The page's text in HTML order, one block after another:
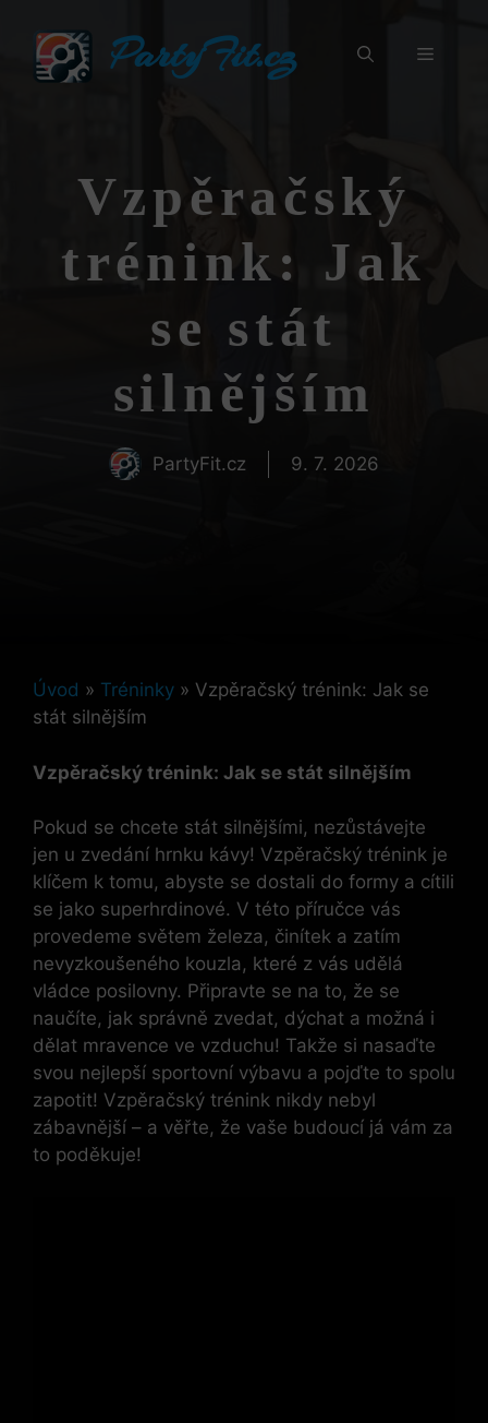
obsah
PartyFit.cz Menu
Vzpěračský
trénink: Jak
se stát
silnějším
PartyFit.cz 9. 7. 2026
Úvod » Tréninky » Vzpěračský trénink: Jak se
stát silnějším
Vzpěračský trénink: Jak se stát silnějším
Pokud se chcete stát silnějšími, nezůstávejte​
jen u zvedání hrnku ⁣kávy!⁤ Vzpěračský trénink je
klíčem ⁤k tomu, abyste se ​dostali⁤ do formy a cítili⁤
se ​jako superhrdinové. V této příručce vás‍
provedeme světem železa, činítek a zatím
nevyzkoušeného kouzla, ‍které z vás udělá
vládce posilovny.⁤ Připravte se na to, že ‌se
naučíte, jak správně zvedat, dýchat a možná i
dělat mravence ve vzduchu! Takže si nasaďte ​
svou nejlepší sportovní výbavu a pojďte to spolu
zapotit! Vzpěračský trénink nikdy nebyl
zábavnější – ‌a⁤ věřte, že vaše budoucí já vám za
to poděkuje!